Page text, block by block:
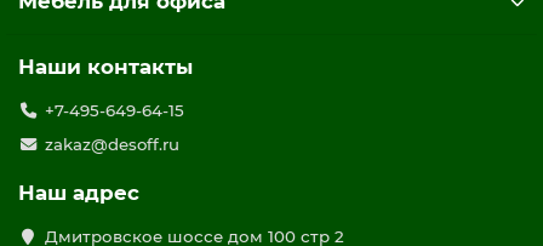
Наши контакты
+7-495-649-64-15
zakaz@desoff.ru
Наш адрес
Дмитровское шоссе дом 100 стр 2